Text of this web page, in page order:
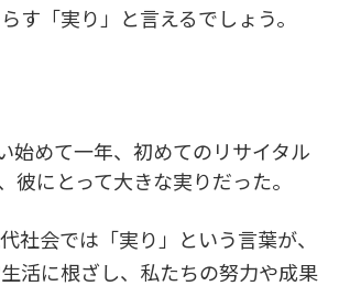
す「実り」と言えるでしょう。
始めて一年、初めてのリサイタル
彼にとって大きな実りだった。
社会では「実り」という言葉が、
活に根ざし、私たちの努力や成果